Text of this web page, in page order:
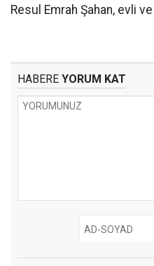
Resul Emrah Şahan, evli ve
HABERE YORUM KAT